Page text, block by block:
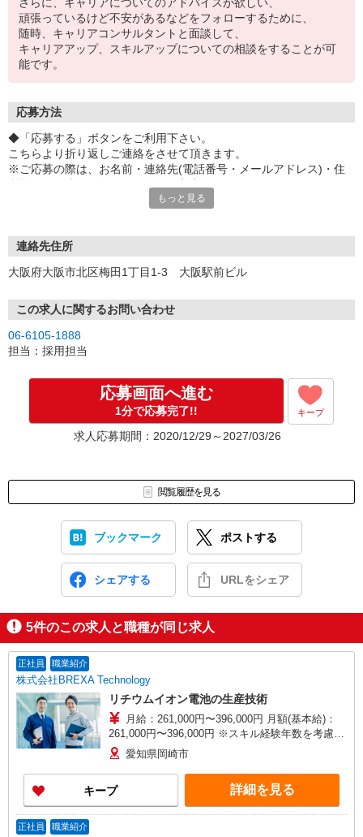
さらに、キャリアについてのアドバイスが欲しい、
頑張っているけど不安があるなどをフォローするために、
随時、キャリアコンサルタントと面談して、
キャリアアップ、スキルアップについての相談をすることが可
能です。
応募方法
◆「応募する」ボタンをご利用下さい。
こちらより折り返しご連絡をさせて頂きます。
※ご応募の際は、お名前・連絡先(電話番号・メールアドレス)・住
所等、お間違いの無いよう正確に入力下さい。
◆お電話でのご応募もお待ちしております。
もっと見る
連絡先住所
大阪府大阪市北区梅田1丁目1-3 大阪駅前ビル
この求人に関するお問い合わせ
06-6105-1888
担当：採用担当
応募画面へ進む
1分で応募完了!! キープ
求人応募期間：2020/12/29～2027/03/26
閲覧履歴を見る
ブックマーク ポストする
シェアする URLをシェア
5件のこの求人と職種が同じ求人
正社員 職業紹介
株式会社BREXA Technology
リチウムイオン電池の生産技術
月給：261,000円〜396,000円 月額(基本給)：
261,000円〜396,000円 ※スキル経験年数を考慮し
話し合いの上、優遇します。 ※普通残業／深夜残
業手当：1分単位で支給 ■昇給：年1回（4月） ■賞
与：年2回（7月、12月） 【賃金形態】 月給制
（月給＝基本給） 【試用期間】 あり 【試用期間
詳細】 試用期間（3ヶ月）試用期間中、条件に変
愛知県岡崎市
キープ 詳細を見る
正社員 職業紹介